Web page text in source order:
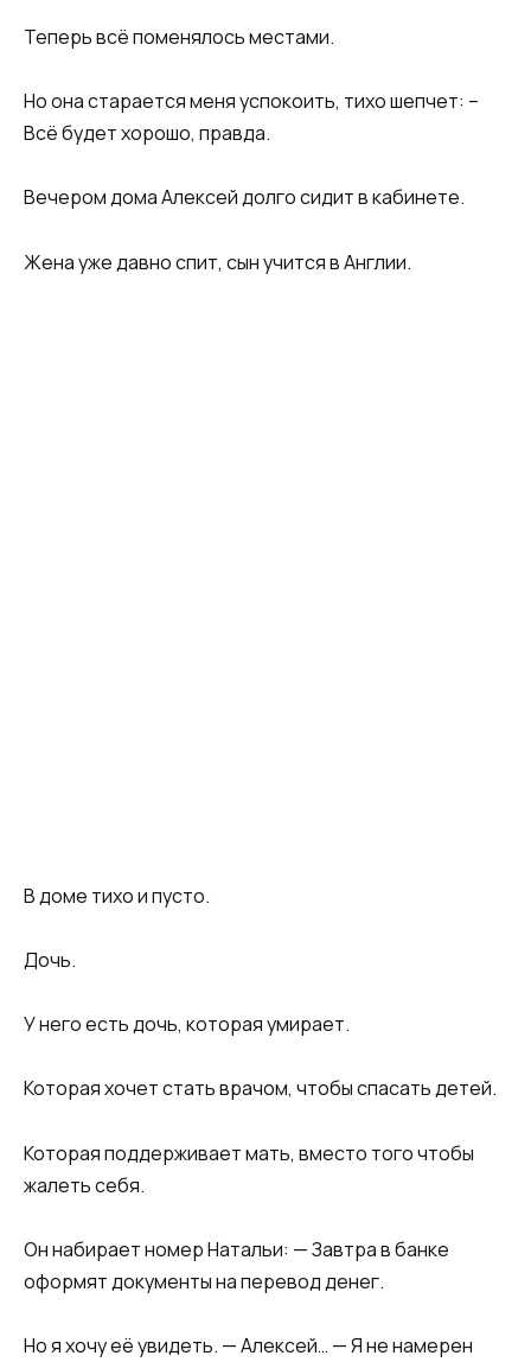
Теперь всё поменялось местами.
Но она старается меня успокоить, тихо шепчет: –
Всё будет хорошо, правда.
Вечером дома Алексей долго сидит в кабинете.
Жена уже давно спит, сын учится в Англии.
В доме тихо и пусто.
Дочь.
У него есть дочь, которая умирает.
Которая хочет стать врачом, чтобы спасать детей.
Которая поддерживает мать, вместо того чтобы
жалеть себя.
Он набирает номер Натальи: — Завтра в банке
оформят документы на перевод денег.
Но я хочу её увидеть. — Алексей… — Я не намерен